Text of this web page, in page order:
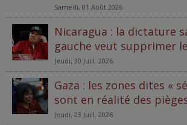
Samedi, 01 Août 2026
Nicaragua : la dictature
gauche veut supprimer
Jeudi, 30 Juill. 2026
Gaza : les zones dites «
sont en réalité des
Jeudi, 23 Juill. 2026